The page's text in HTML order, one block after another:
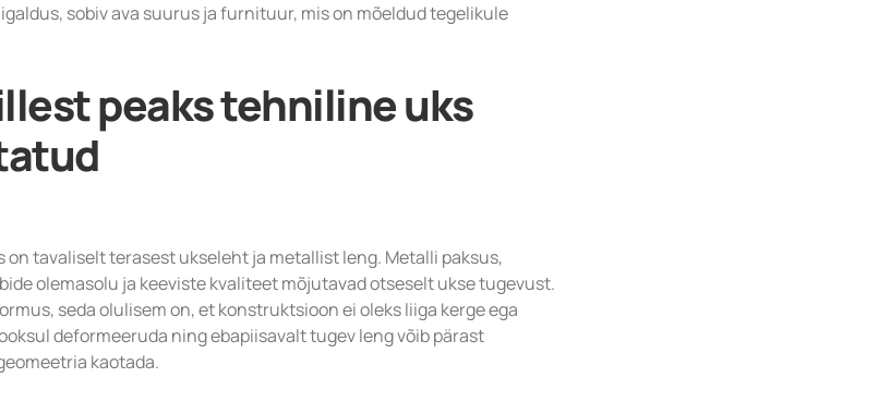
sobiv ava suurus ja furnituur, mis on mõeldud tegelikule
peaks tehniline uks
tavaliselt terasest ukseleht ja metallist leng. Metalli paksus,
olemasolu ja keeviste kvaliteet mõjutavad otseselt ukse tugevust.
seda olulisem on, et konstruktsioon ei oleks liiga kerge ega
deformeeruda ning ebapiisavalt tugev leng võib pärast
kaotada.